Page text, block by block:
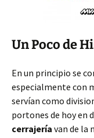
Un Poco de
En un principio se
especialmente con
servían como
portones de hoy en
cerrajería van de la